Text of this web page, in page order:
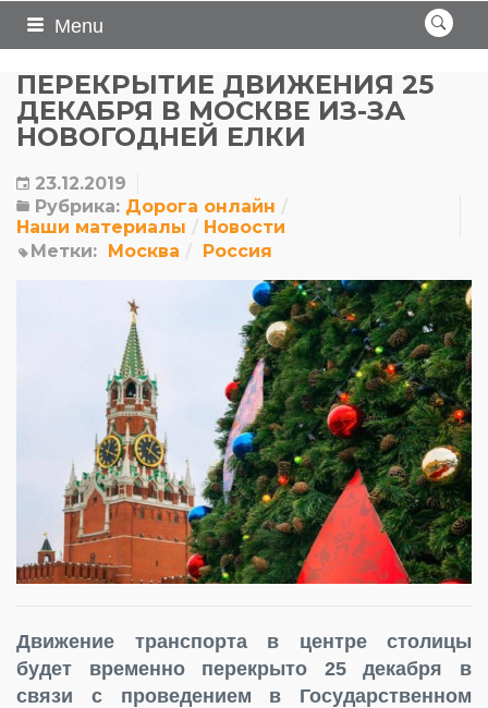
Menu
ПЕРЕКРЫТИЕ ДВИЖЕНИЯ 25
ДЕКАБРЯ В МОСКВЕ ИЗ-ЗА
НОВОГОДНЕЙ ЕЛКИ
23.12.2019
Рубрика: Дорога онлайн
Наши материалы
Новости
Метки: Москва Россия
Движение транспорта в центре столицы
будет временно перекрыто 25 декабря в
связи с проведением в Государственном